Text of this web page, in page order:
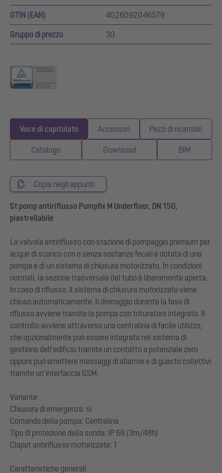
GTIN (EAN) 4026092046579
Gruppo di prezzo 30
Voce di capitolato Accessori Pezzi di ricambio
Catalogo Download BIM
Copia negli appunti
St pomp antiriflusso Pumpfix M Underfloor, DN 150,
piastrellabile
La valvola antiriflusso con stazione di pompaggio premium per
acque di scarico con e senza sostanze fecali è dotata di una
pompa e di un sistema di chiusura motorizzato. In condizioni
normali, la sezione trasversale del tubo è liberamente aperta.
In caso di riflusso, il sistema di chiusura motorizzato viene
chiuso automaticamente. Il drenaggio durante la fase di
riflusso avviene tramite la pompa con trituratore integrato. Il
controllo avviene attraverso una centralina di facile utilizzo,
che opzionalmente può essere integrata nel sistema di
gestione dell'edificio tramite un contatto a potenziale zero
oppure può emettere messaggi di allarme e di guasto collettivi
tramite un’interfaccia GSM.
Variante
Chiusura di emergenza: sì
Comando della pompa: Centralina
Tipo di protezione della sonda: IP 68 (3m/48h)
Clapet antiriflusso motorizzate: 1
Caratteristiche generali